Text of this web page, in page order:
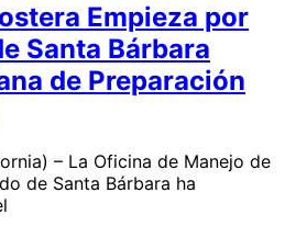
Empieza por
Santa Bárbara
de Preparación
– La Oficina de Manejo de
de Santa Bárbara ha